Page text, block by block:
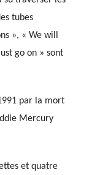
tubes
», « We will
go on » sont
par la mort
Mercury
et quatre